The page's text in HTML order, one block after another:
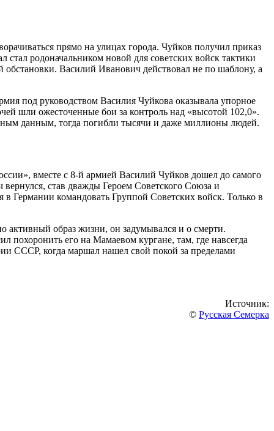
прямо на улицах города. Чуйков получил приказ
родоначальником новой для советских войск тактики
обстановки. Василий Иванович действовал не по шаблону, а
под руководством Василия Чуйкова оказывала упорное
шли ожесточенные бои за контроль над «высотой 102,0».
данным, тогда погибли тысячи и даже миллионы людей.
вместе с 8-й армией Василий Чуйков дошел до самого
став дважды Героем Советского Союза и
Германии командовать Группой Советских войск. Только в
активный образ жизни, он задумывался и о смерти.
его на Мамаевом кургане, там, где навсегда
СССР, когда маршал нашел свой покой за пределами
Источник:
© Русская Семерка